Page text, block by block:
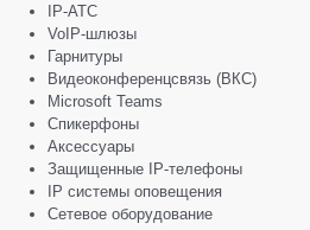
IP-АТС
VoIP-шлюзы
Гарнитуры
Видеоконференцсвязь (ВКС)
Microsoft Teams
Спикерфоны
Аксессуары
Защищенные IP-телефоны
IP системы оповещения
Сетевое оборудование